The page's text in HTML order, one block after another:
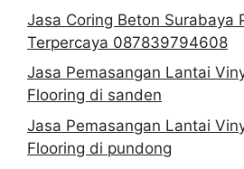
Jasa Coring Beton Surabaya
Terpercaya 087839794608
Jasa Pemasangan Lantai
Flooring di sanden
Jasa Pemasangan Lantai
Flooring di pundong